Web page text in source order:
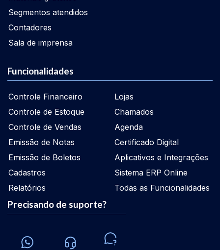
Segmentos atendidos
Contadores
Sala de imprensa
Funcionalidades
Controle Financeiro
Controle de Estoque
Controle de Vendas
Emissão de Notas
Emissão de Boletos
Cadastros
Relatórios
Lojas
Chamados
Agenda
Certificado Digital
Aplicativos e Integrações
Sistema ERP Online
Todas as Funcionalidades
Precisando de suporte?